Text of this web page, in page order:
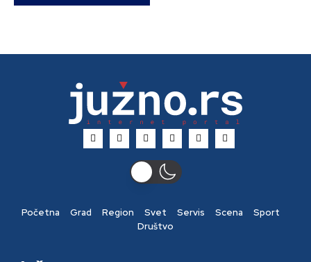
Početna Grad Region Svet Servis Scena
Sport
Društvo